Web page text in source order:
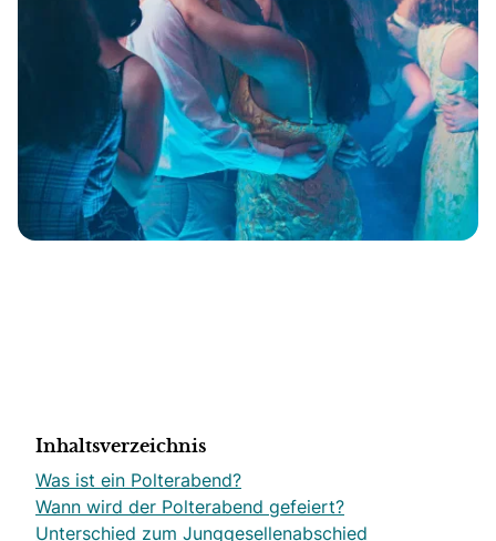
Inhaltsverzeichnis
Was ist ein Polterabend?
Wann wird der Polterabend gefeiert?
Unterschied zum Junggesellenabschied